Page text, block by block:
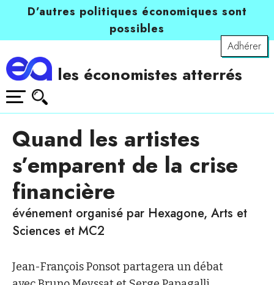
D’autres politiques économiques sont
possibles
Adhérer
les économistes atterrés
Quand les artistes
s’emparent de la crise
financière
événement organisé par Hexagone, Arts et
Sciences et MC2
Jean-François Ponsot partagera un débat